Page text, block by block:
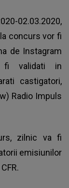
02.03.2020,
concurs vor fi
de Instagram
fi validati in
castigatori,
Radio Impuls
zilnic va fi
emisiunilor